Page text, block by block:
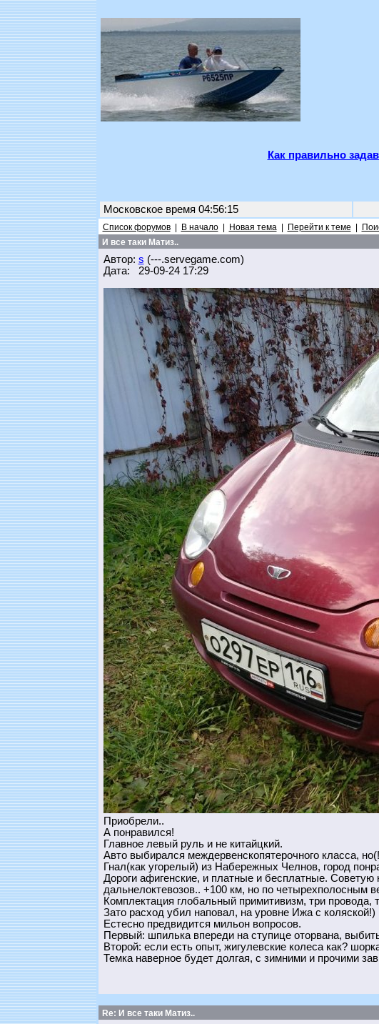
Как правильно
Московское время 04:56:15
Список форумов| В начало| Новая тема| Перейти к теме
И все таки Матиз..
Автор: s (---.servegame.com)
Дата: 29-09-24 17:29
Приобрели..
А понравился!
Главное левый руль и не китайцкий.
Авто выбирался междервенскопятерочного класса,
Гнал(как угорелый) из Набережных Челнов, город
Дороги афигенские, и платные и бесплатные. Советую
дальнелоктевозов.. +100 км, но по четырехполосным
Комплектация глобальный примитивизм, три
Зато расход убил наповал, на уровне Ижа с коляской!)
Естесно предвидится мильон вопросов.
Первый: шпилька впереди на ступице оторвана,
Второй: если есть опыт, жигулевские колеса как?
Темка наверное будет долгая, с зимними и прочими
Re: И все таки Матиз..